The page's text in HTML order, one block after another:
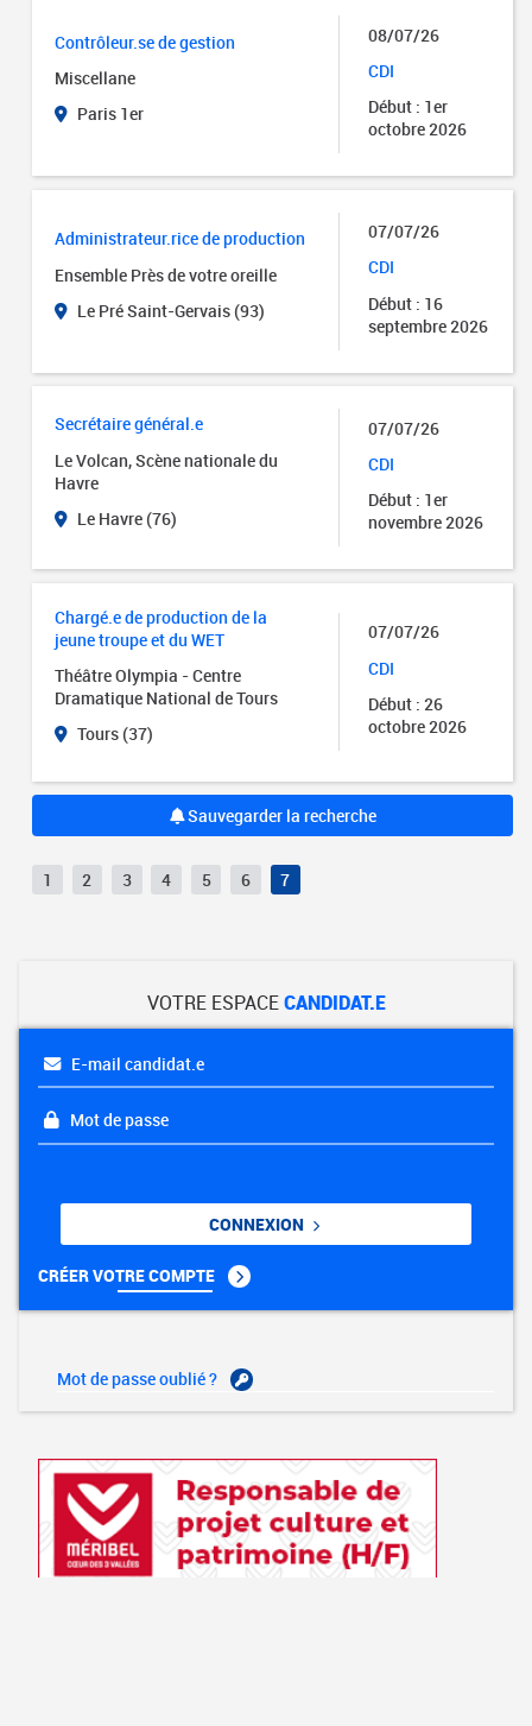
Contrôleur.se de gestion
Miscellane
Paris 1er
08/07/26
CDI
Début : 1er
octobre 2026
Administrateur.rice de production
Ensemble Près de votre oreille
Le Pré Saint-Gervais (93)
07/07/26
CDI
Début : 16
septembre 2026
Secrétaire général.e
Le Volcan, Scène nationale du
Havre
Le Havre (76)
07/07/26
CDI
Début : 1er
novembre 2026
Chargé.e de production de la
jeune troupe et du WET
Théâtre Olympia - Centre
Dramatique National de Tours
Tours (37)
07/07/26
CDI
Début : 26
octobre 2026
Sauvegarder la recherche
1 2 3 4 5 6 7
VOTRE ESPACECANDIDAT.E
E-mail candidat.e
Mot de passe
CONNEXION
CRÉER VOTRE COMPTE
Mot de passe oublié ?